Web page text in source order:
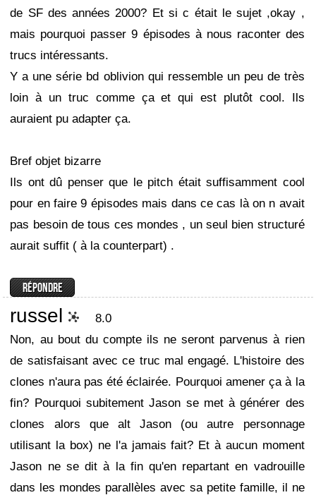
de SF des années 2000? Et si c était le sujet ,okay ,
mais pourquoi passer 9 épisodes à nous raconter des
trucs intéressants.
Y a une série bd oblivion qui ressemble un peu de très
loin à un truc comme ça et qui est plutôt cool. Ils
auraient pu adapter ça.
Bref objet bizarre
Ils ont dû penser que le pitch était suffisamment cool
pour en faire 9 épisodes mais dans ce cas là on n avait
pas besoin de tous ces mondes , un seul bien structuré
aurait suffit ( à la counterpart) .
russel
8.0
Non, au bout du compte ils ne seront parvenus à rien
de satisfaisant avec ce truc mal engagé. L'histoire des
clones n'aura pas été éclairée. Pourquoi amener ça à la
fin? Pourquoi subitement Jason se met à générer des
clones alors que alt Jason (ou autre personnage
utilisant la box) ne l'a jamais fait? Et à aucun moment
Jason ne se dit à la fin qu'en repartant en vadrouille
dans les mondes parallèles avec sa petite famille, il ne